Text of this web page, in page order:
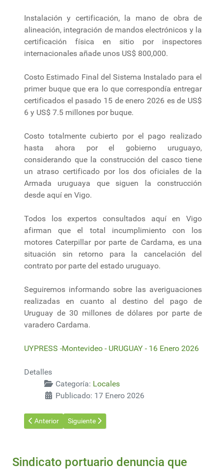
Instalación y certificación, la mano de obra de
alineación, integración de mandos electrónicos y la
certificación física en sitio por inspectores
internacionales añade unos US$ 800,000.
Costo Estimado Final del Sistema Instalado para el
primer buque que era lo que correspondía entregar
certificados el pasado 15 de enero 2026 es de US$
6 y US$ 7.5 millones por buque.
Costo totalmente cubierto por el pago realizado
hasta ahora por el gobierno uruguayo,
considerando que la construcción del casco tiene
un atraso certificado por los dos oficiales de la
Armada uruguaya que siguen la construcción
desde aquí en Vigo.
Todos los expertos consultados aquí en Vigo
afirman que el total incumplimiento con los
motores Caterpillar por parte de Cardama, es una
situación sin retorno para la cancelación del
contrato por parte del estado uruguayo.
Seguiremos informando sobre las averiguaciones
realizadas en cuanto al destino del pago de
Uruguay de 30 millones de dólares por parte de
varadero Cardama.
UYPRESS -Montevideo - URUGUAY - 16 Enero 2026
Detalles
Categoría: Locales
Publicado: 17 Enero 2026
Artículo anterior: Nuevo puerto en Soriano
Anterior Artículo siguiente: No se entregaron a Cardama
Siguiente
Sindicato portuario denuncia que